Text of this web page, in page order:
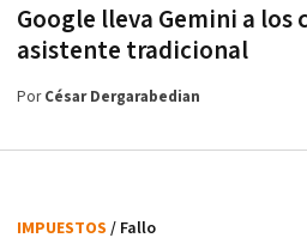
Google lleva Gemini a los
asistente tradicional
PorCésar Dergarabedian
IMPUESTOS / Fallo